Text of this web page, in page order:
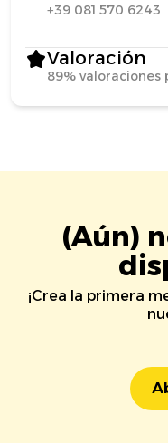
+39 081 570 6243
Valoración
89% valoraciones
(Aún)
¡Crea la primera